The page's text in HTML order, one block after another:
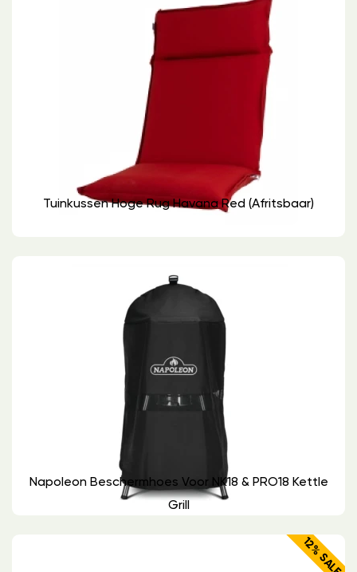
Tuinkussen Hoge Rug Havana Red (Afritsbaar)
Napoleon Beschermhoes Voor NK18 & PRO18 Kettle
Grill
12% SALE